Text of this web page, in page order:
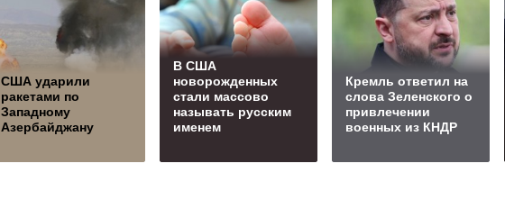
США ударили
ракетами по
Западному
Азербайджану
В США
новорожденных
стали массово
называть русским
именем
Кремль ответил на
слова Зеленского о
привлечении
военных из КНДР